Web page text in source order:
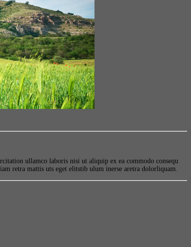
ullamco laboris nisi ut aliquip ex ea commodo consequ
retra mattis uts eget elitstib ulum inerse aretra dolorliquam.